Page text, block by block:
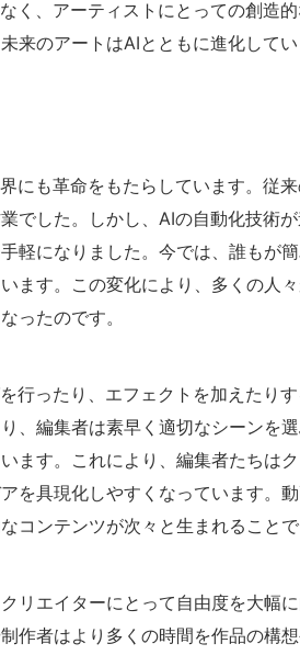
く、アーティストにとっての創造
来のアートはAIとともに進化してい
にも革命をもたらしています。従
でした。しかし、AIの自動化技術
軽になりました。今では、誰もが
ます。この変化により、多くの人
ったのです。
行ったり、エフェクトを加えたり
、編集者は素早く適切なシーンを
ます。これにより、編集者たちは
を具現化しやすくなっています。
コンテンツが次々と生まれることで
リエイターにとって自由度を大幅
作者はより多くの時間を作品の構